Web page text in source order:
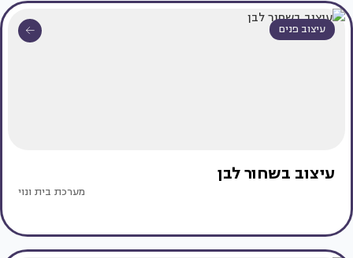
עיצוב פנים
עיצוב בשחור לבן
מערכת בית ונוי